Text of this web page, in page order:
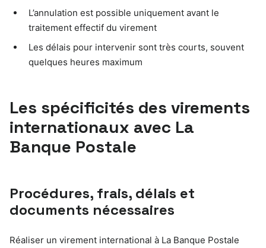
L’annulation est possible uniquement avant le
traitement effectif du virement
Les délais pour intervenir sont très courts, souvent
quelques heures maximum
Les spécificités des virements
internationaux avec La
Banque Postale
Procédures, frais, délais et
documents nécessaires
Réaliser un virement international à La Banque Postale